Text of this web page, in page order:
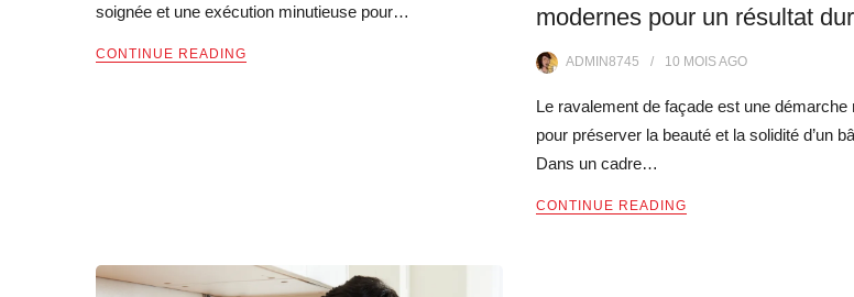
soignée et une exécution minutieuse pour…
CONTINUE READING
modernes pour un résultat
ADMIN8745 10 MOISAGO
Le ravalement de façade est une démarche
pour préserver la beauté et la solidité d’un
Dans un cadre…
CONTINUE READING